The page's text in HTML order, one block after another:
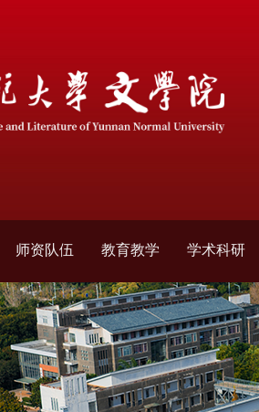
师资队伍 教育教学 学术科研